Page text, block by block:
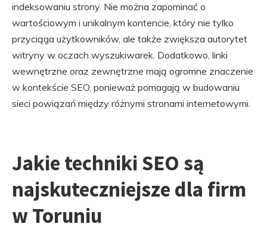
indeksowaniu strony. Nie można zapominać o
wartościowym i unikalnym kontencie, który nie tylko
przyciąga użytkowników, ale także zwiększa autorytet
witryny w oczach wyszukiwarek. Dodatkowo, linki
wewnętrzne oraz zewnętrzne mają ogromne znaczenie
w kontekście SEO, ponieważ pomagają w budowaniu
sieci powiązań między różnymi stronami internetowymi.
Jakie techniki SEO są
najskuteczniejsze dla firm
w Toruniu